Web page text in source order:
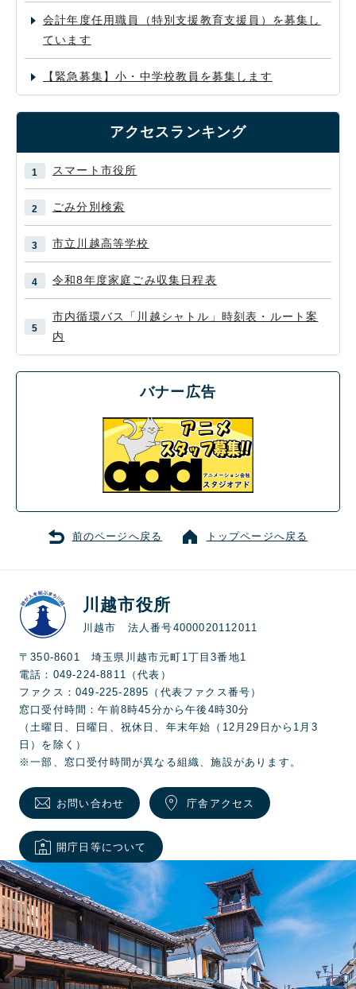
会計年度任用職員（特別支援教育支援員）を募集し
ています
【緊急募集】小・中学校教員を募集します
アクセスランキング
スマート市役所
ごみ分別検索
市立川越高等学校
令和8年度家庭ごみ収集日程表
市内循環バス「川越シャトル」時刻表・ルート案
内
バナー広告
前のページへ戻る トップページへ戻る
川越市役所
川越市 法人番号4000020112011
〒350-8601 埼玉県川越市元町1丁目3番地1
電話：049-224-8811（代表）
ファクス：049-225-2895（代表ファクス番号）
窓口受付時間：午前8時45分から午後4時30分
（土曜日、日曜日、祝休日、年末年始（12月29日から1月3
日）を除く）
※一部、窓口受付時間が異なる組織、施設があります。
お問い合わせ 庁舎アクセス
開庁日等について